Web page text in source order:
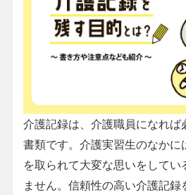
介護記録は、介護職員になれば
書類です。介護実習生のなかに
を取られて大変な思いをしてい
ません。信頼性の高い介護記録